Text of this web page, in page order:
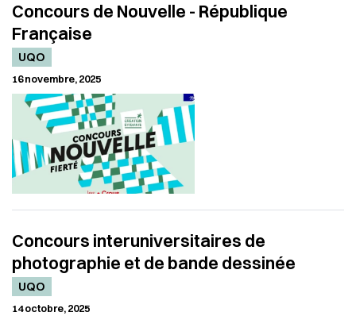
Concours de Nouvelle - République
Française
UQO
16 novembre, 2025
Concours interuniversitaires de
photographie et de bande dessinée
UQO
14 octobre, 2025